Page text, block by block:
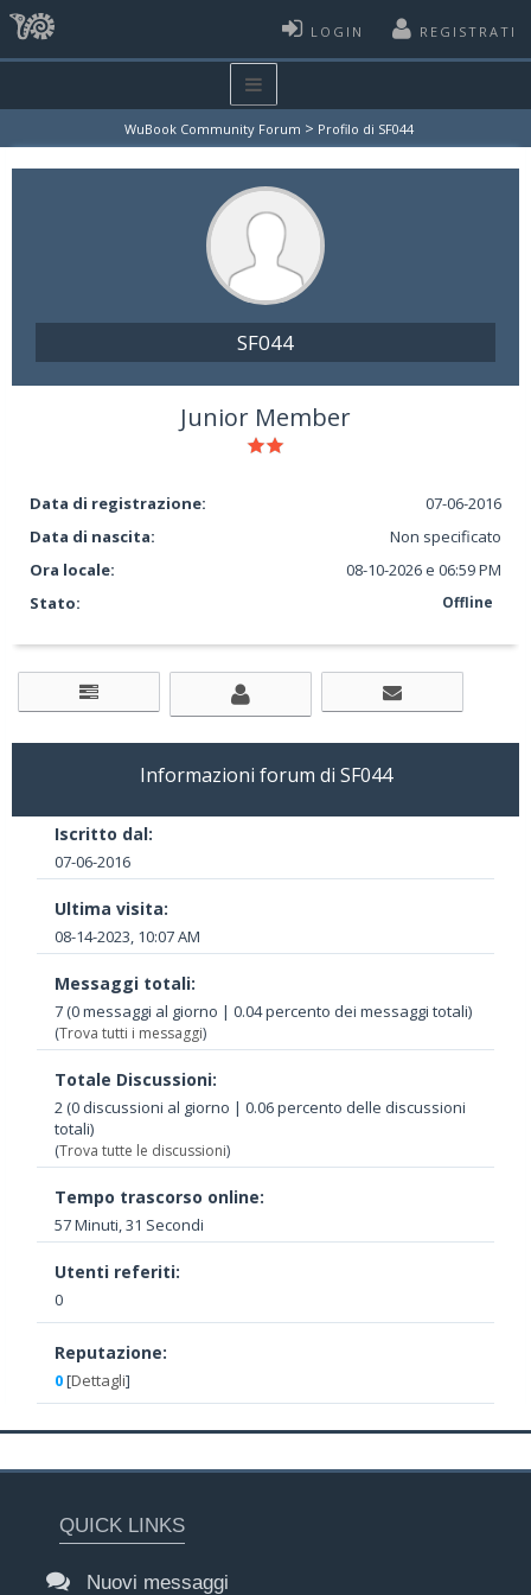
LOGIN REGISTRATI
WuBook Community Forum > Profilo di SF044
SF044
Junior Member
Data di registrazione:
07-06-2016
Data di nascita:
Non specificato
Ora locale:
08-10-2026 e 06:59 PM
Stato:
Offline
Informazioni forum di SF044
Iscritto dal:
07-06-2016
Ultima visita:
08-14-2023, 10:07 AM
Messaggi totali:
7 (0 messaggi al giorno | 0.04 percento dei messaggi totali)
(Trova tutti i messaggi)
Totale Discussioni:
2 (0 discussioni al giorno | 0.06 percento delle discussioni
totali)
(Trova tutte le discussioni)
Tempo trascorso online:
57 Minuti, 31 Secondi
Utenti referiti:
0
Reputazione:
0[Dettagli]
QUICK LINKS
Nuovi messaggi